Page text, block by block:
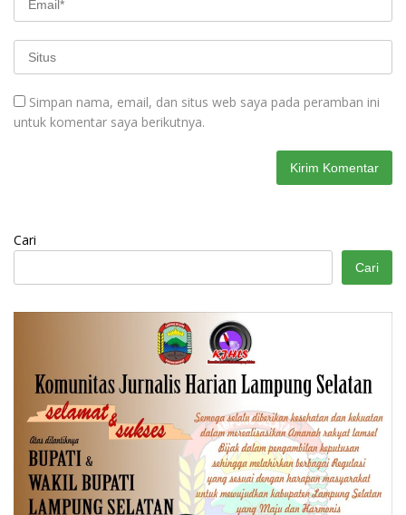
Simpan nama, email, dan situs web saya pada peramban ini
untuk komentar saya berikutnya.
Cari
Cari